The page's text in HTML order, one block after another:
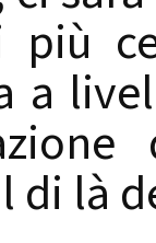
più
a
di là